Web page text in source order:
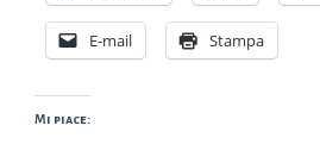
E-mail Stampa
Mi piace: